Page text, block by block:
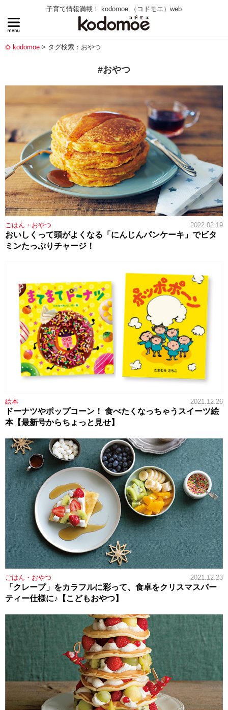
子育て情報満載！ kodomoe （コドモエ）web
kodomoe タグ検索：おやつ
#おやつ
ごはん・おやつ 2022.02.19
おいしくって頭がよくなる「にんじんパンケーキ」でビタ
ミンたっぷりチャージ！
絵本 2021.12.26
ドーナツやポップコーン！ 食べたくなっちゃうスイーツ絵
本【最新号からちょっと見せ】
ごはん・おやつ 2021.12.23
「クレープ」をカラフルに彩って、食卓をクリスマスパー
ティー仕様に♪【こどもおやつ】